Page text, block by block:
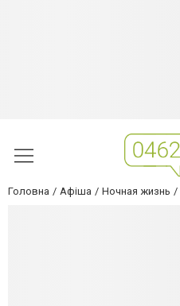
Головна Афіша Ночная жизнь